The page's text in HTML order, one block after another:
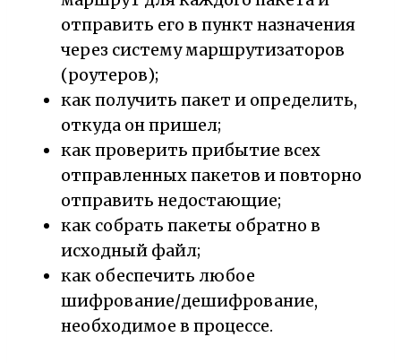
отправить его в пункт назначения
через систему маршрутизаторов
(роутеров);
как получить пакет и определить,
откуда он пришел;
как проверить прибытие всех
отправленных пакетов и повторно
отправить недостающие;
как собрать пакеты обратно в
исходный файл;
как обеспечить любое
шифрование/дешифрование,
необходимое в процессе.